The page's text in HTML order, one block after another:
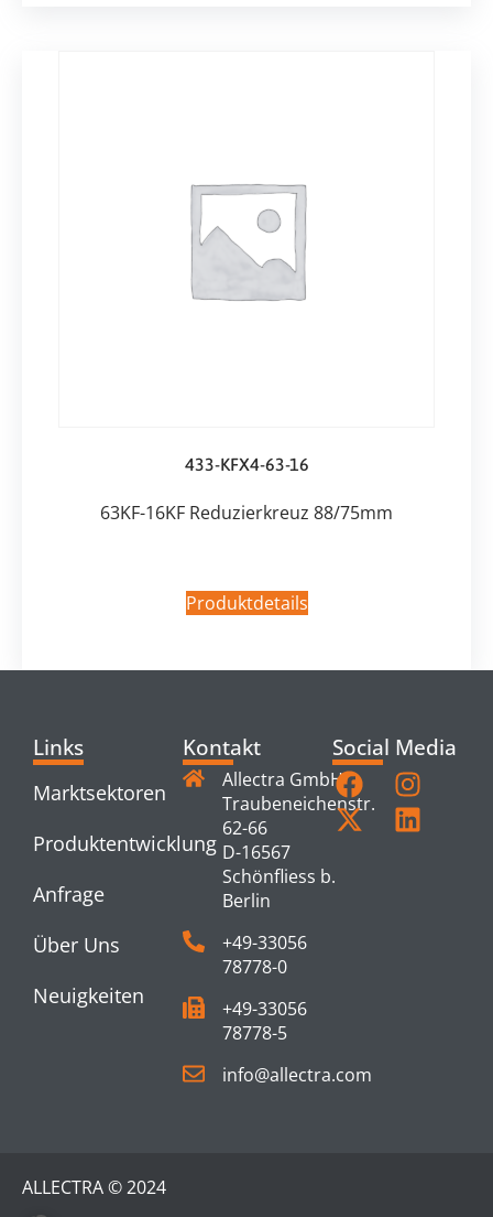
433-KFX4-63-16
63KF-16KF Reduzierkreuz 88/75mm
Produktdetails
Links
Marktsektoren
Produktentwicklung
Anfrage
Über Uns
Neuigkeiten
Kontakt
Allectra GmbH
Traubeneichenstr.
62-66
D-16567
Schönfliess b.
Berlin
+49-33056
78778-0
+49-33056
78778-5
info@allectra.com
Social Media
ALLECTRA © 2024